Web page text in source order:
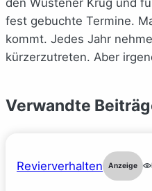
fest gebuchte Termine.
kommt. Jedes Jahr
kürzerzutreten. Aber
Verwandte
Revierverhalten Anzeige